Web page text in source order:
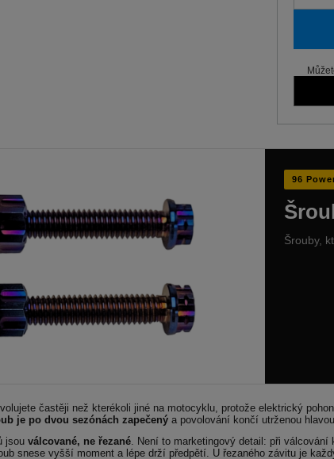
96
Šrouby,
častěji než kterékoli jiné na motocyklu, protože elektrický
je po dvou sezónách zapečený a povolování končí utrženou
jsou válcované, ne řezané. Není to marketingový detail: při
snese vyšší moment a lépe drží předpětí. U řezaného závitu je